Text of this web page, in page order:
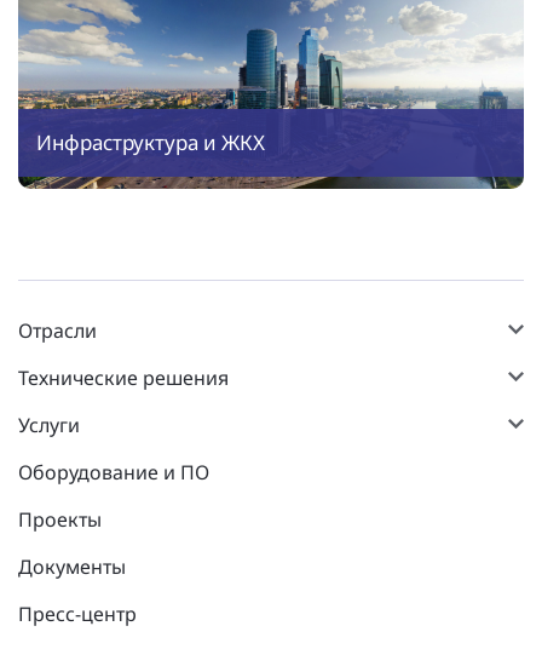
Инфраструктура и ЖКХ
Отрасли
Технические решения
Услуги
Оборудование и ПО
Проекты
Документы
Пресс-центр